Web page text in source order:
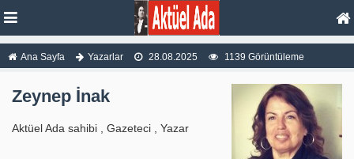
Ana Sayfa Yazarlar 28.08.2025 1139 Görüntüleme
Zeynep İnak
Aktüel Ada sahibi , Gazeteci , Yazar